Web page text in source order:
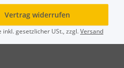
Vertrag widerrufen
inkl. gesetzlicher USt., zzgl.Versand